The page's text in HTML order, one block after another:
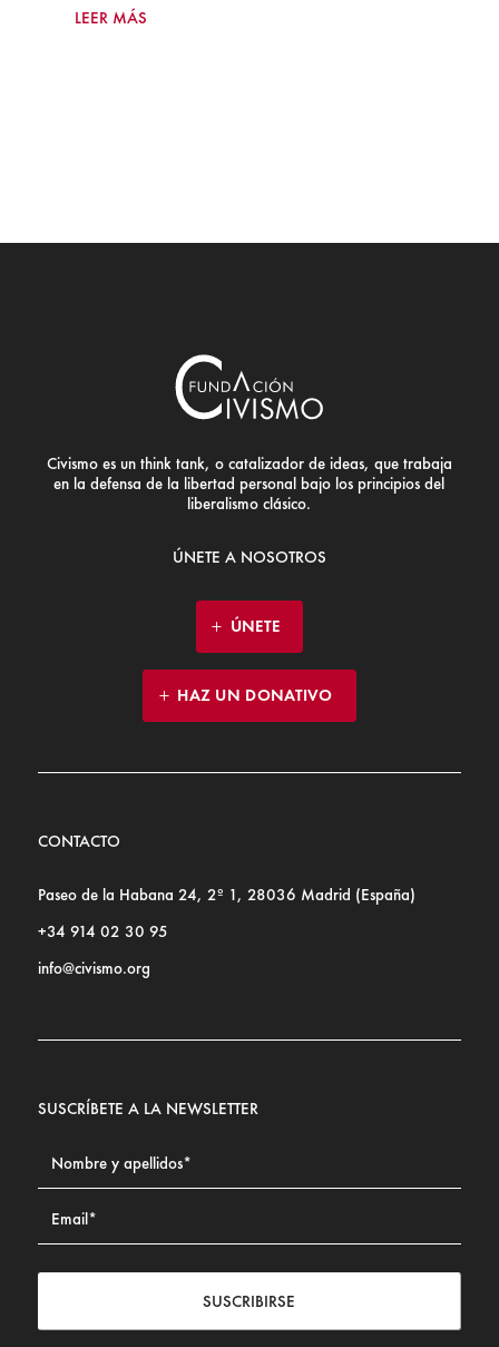
LEER MÁS
Civismo es un think tank, o catalizador de ideas, que trabaja
en la defensa de la libertad personal bajo los principios del
liberalismo clásico.
ÚNETE A NOSOTROS
ÚNETE
HAZ UN DONATIVO
CONTACTO
Paseo de la Habana 24, 2º 1, 28036 Madrid (España)
+34 914 02 30 95
info@civismo.org
SUSCRÍBETE A LA NEWSLETTER
SUSCRIBIRSE